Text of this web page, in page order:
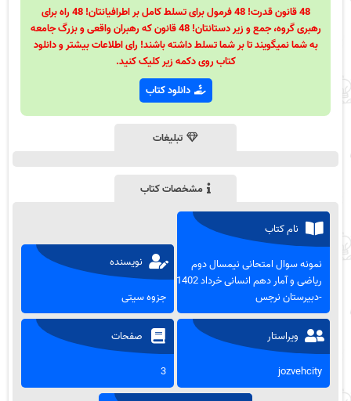
48 قانون قدرت! 48 فرمول برای تسلط کامل بر اطرافیانتان! 48 راه برای
رهبری گروه، جمع و زیر دستانتان! 48 قانون که رهبران واقعی و بزرگ جامعه
به شما نمیگویند تا بر شما تسلط داشته باشند! رای اطلاعات بیشتر و دانلود
کتاب روی دکمه زیر کلیک کنید.
دانلود کتاب
تبلیغات
مشخصات کتاب
نام کتاب
نمونه سوال امتحانی نیمسال دوم
ریاضی و آمار دهم انسانی خرداد 1402
-دبیرستان نرجس
نویسنده
جزوه سیتی
ویراستار
jozvehcity
صفحات
3